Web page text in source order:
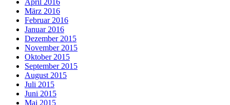
April 2016
März 2016
Februar 2016
Januar 2016
Dezember 2015
November 2015
Oktober 2015
September 2015
August 2015
Juli 2015
Juni 2015
Mai 2015